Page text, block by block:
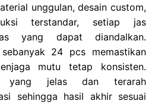
unggulan, desain custom,
terstandar, setiap jas
yang dapat diandalkan.
24 pcs memastikan
mutu tetap konsisten.
yang jelas dan terarah
sehingga hasil akhir sesuai